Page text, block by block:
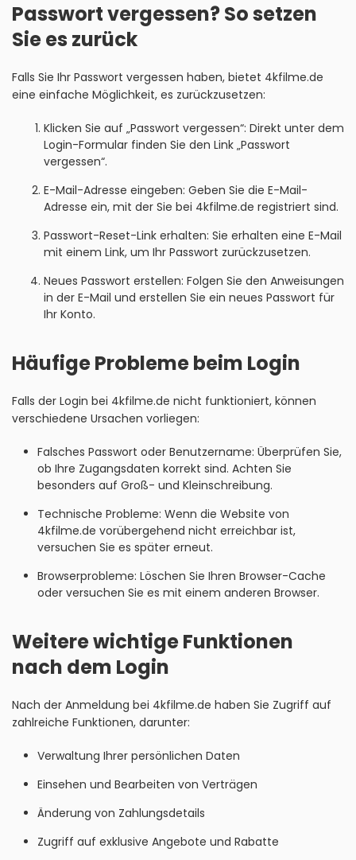
Passwort vergessen? So setzen
Sie es zurück
Falls Sie Ihr Passwort vergessen haben, bietet 4kfilme.de
eine einfache Möglichkeit, es zurückzusetzen:
Klicken Sie auf „Passwort vergessen“: Direkt unter dem
Login-Formular finden Sie den Link „Passwort
vergessen“.
E-Mail-Adresse eingeben: Geben Sie die E-Mail-
Adresse ein, mit der Sie bei 4kfilme.de registriert sind.
Passwort-Reset-Link erhalten: Sie erhalten eine E-Mail
mit einem Link, um Ihr Passwort zurückzusetzen.
Neues Passwort erstellen: Folgen Sie den Anweisungen
in der E-Mail und erstellen Sie ein neues Passwort für
Ihr Konto.
Häufige Probleme beim Login
Falls der Login bei 4kfilme.de nicht funktioniert, können
verschiedene Ursachen vorliegen:
Falsches Passwort oder Benutzername: Überprüfen Sie,
ob Ihre Zugangsdaten korrekt sind. Achten Sie
besonders auf Groß- und Kleinschreibung.
Technische Probleme: Wenn die Website von
4kfilme.de vorübergehend nicht erreichbar ist,
versuchen Sie es später erneut.
Browserprobleme: Löschen Sie Ihren Browser-Cache
oder versuchen Sie es mit einem anderen Browser.
Weitere wichtige Funktionen
nach dem Login
Nach der Anmeldung bei 4kfilme.de haben Sie Zugriff auf
zahlreiche Funktionen, darunter:
Verwaltung Ihrer persönlichen Daten
Einsehen und Bearbeiten von Verträgen
Änderung von Zahlungsdetails
Zugriff auf exklusive Angebote und Rabatte